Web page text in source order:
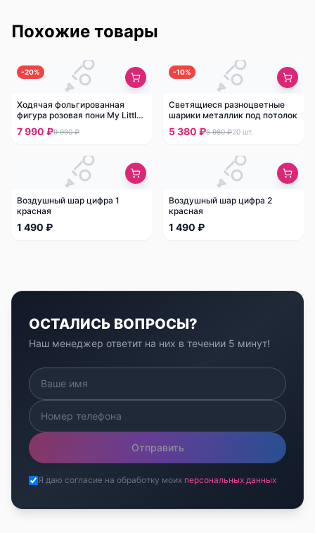
Похожие товары
-20%
Ходячая фольгированная
фигура розовая пони My Little
Pony
7 990 ₽9 990 ₽
-10%
Светящиеся разноцветные
шарики металлик под потолок
5 380 ₽5 980 ₽20 шт.
Воздушный шар цифра 1
красная
1 490 ₽
Воздушный шар цифра 2
красная
1 490 ₽
ОСТАЛИСЬ ВОПРОСЫ?
Наш менеджер ответит на них в течении 5 минут!
Отправить
Я даю согласие на обработку моих персональных данных